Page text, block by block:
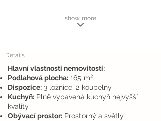
show more
Details
Hlavní vlastnosti nemovitosti:
Podlahová plocha: 165 m²
Dispozice: 3 ložnice, 2 koupelny
Kuchyň: Plně vybavená kuchyň nejvyšší
kvality
Obývací prostor: Prostorný a světlý,